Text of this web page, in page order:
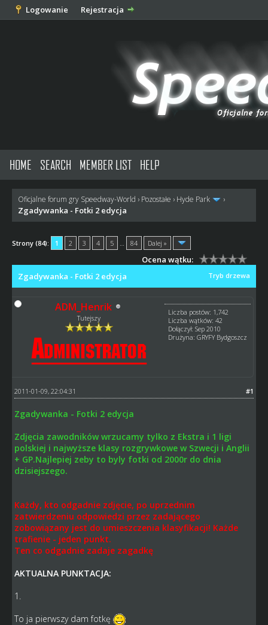
Logowanie Rejestracja
HOME SEARCH MEMBER LIST HELP
Oficjalne forum gry Speedway-World › Pozostałe › Hyde Park ›
Zgadywanka - Fotki 2 edycja
Strony (84): 1 2 3 4 5 84 Dalej »
Ocena wątku:
Tryb drzewa
Zgadywanka - Fotki 2 edycja
ADM_Henrik
Tutejszy
Liczba postów: 1,742
Liczba wątków: 42
Dołączył: Sep 2010
Drużyna: GRYFY Bydgoszcz
#1
2011-01-09, 22:04:31
Zgadywanka - Fotki 2 edycja
Zdjęcia zawodników wrzucamy tylko z Ekstra i 1 ligi
polskiej i najwyższe klasy rozgrywkowe w Szwecji i Anglii
+ GP.Najlepiej zeby to byly fotki od 2000r do dnia
dzisiejszego.
Każdy, kto odgadnie zdjęcie, po uprzednim
zatwierdzeniu odpowiedzi przez zadającego
zobowiązany jest do umieszczenia klasyfikacji! Każde
trafienie - jeden punkt.
Ten co odgadnie zadaje zagadkę
AKTUALNA PUNKTACJA:
1.
To ja pierwszy dam fotkę